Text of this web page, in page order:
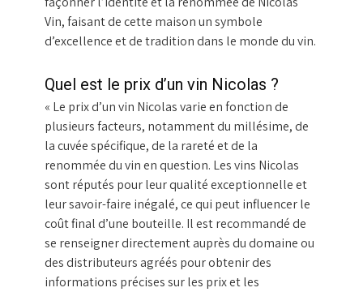
Vin, faisant de cette maison un symbole
d’excellence et de tradition dans le monde du vin.
Quel est le prix d’un vin Nicolas ?
« Le prix d’un vin Nicolas varie en fonction de
plusieurs facteurs, notamment du millésime, de
la cuvée spécifique, de la rareté et de la
renommée du vin en question. Les vins Nicolas
sont réputés pour leur qualité exceptionnelle et
leur savoir-faire inégalé, ce qui peut influencer le
coût final d’une bouteille. Il est recommandé de
se renseigner directement auprès du domaine ou
des distributeurs agréés pour obtenir des
informations précises sur les prix et les